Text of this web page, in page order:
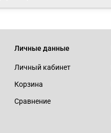
Личные данные
Личный кабинет
Корзина
Сравнение